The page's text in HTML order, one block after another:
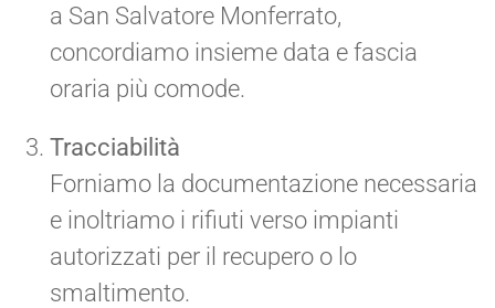
a San Salvatore Monferrato,
concordiamo insieme data e fascia
oraria più comode.
Tracciabilità
Forniamo la documentazione necessaria
e inoltriamo i rifiuti verso impianti
autorizzati per il recupero o lo
smaltimento.